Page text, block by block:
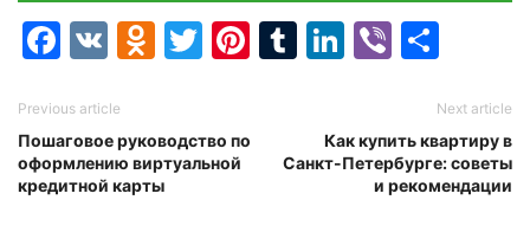
Facebook
VK Odnoklassniki
Twitter
Pinterest
Tumblr
LinkedIn
Viber
Previous article
Пошаговое руководство по
оформлению виртуальной
кредитной карты
Next article
Как купить квартиру в
Санкт-Петербурге: советы
и рекомендации